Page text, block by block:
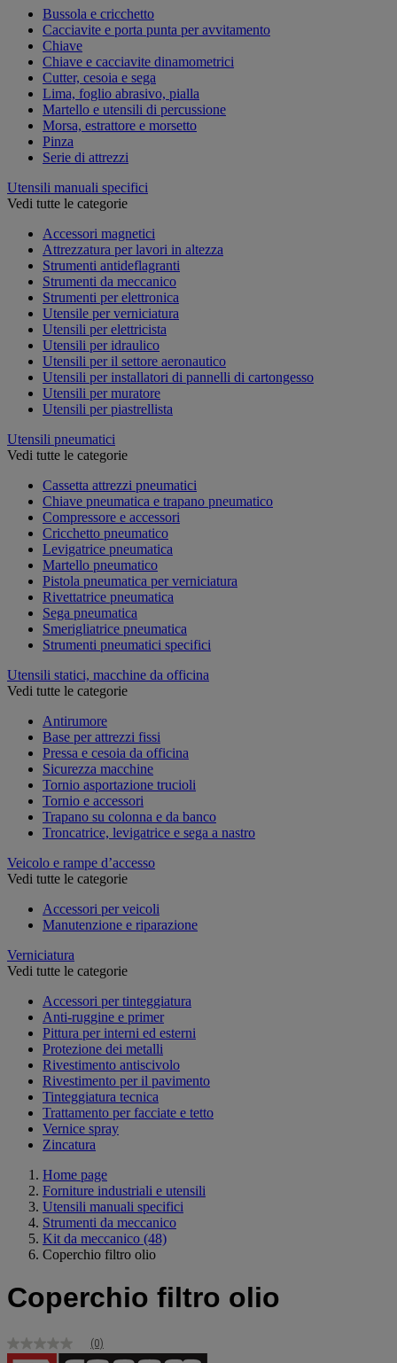
Bussola e cricchetto
Cacciavite e porta punta per avvitamento
Chiave
Chiave e cacciavite dinamometrici
Cutter, cesoia e sega
Lima, foglio abrasivo, pialla
Martello e utensili di percussione
Morsa, estrattore e morsetto
Pinza
Serie di attrezzi
Utensili manuali specifici
Vedi tutte le categorie
Accessori magnetici
Attrezzatura per lavori in altezza
Strumenti antideflagranti
Strumenti da meccanico
Strumenti per elettronica
Utensile per verniciatura
Utensili per elettricista
Utensili per idraulico
Utensili per il settore aeronautico
Utensili per installatori di pannelli di cartongesso
Utensili per muratore
Utensili per piastrellista
Utensili pneumatici
Vedi tutte le categorie
Cassetta attrezzi pneumatici
Chiave pneumatica e trapano pneumatico
Compressore e accessori
Cricchetto pneumatico
Levigatrice pneumatica
Martello pneumatico
Pistola pneumatica per verniciatura
Rivettatrice pneumatica
Sega pneumatica
Smerigliatrice pneumatica
Strumenti pneumatici specifici
Utensili statici, macchine da officina
Vedi tutte le categorie
Antirumore
Base per attrezzi fissi
Pressa e cesoia da officina
Sicurezza macchine
Tornio asportazione trucioli
Tornio e accessori
Trapano su colonna e da banco
Troncatrice, levigatrice e sega a nastro
Veicolo e rampe d’accesso
Vedi tutte le categorie
Accessori per veicoli
Manutenzione e riparazione
Verniciatura
Vedi tutte le categorie
Accessori per tinteggiatura
Anti-ruggine e primer
Pittura per interni ed esterni
Protezione dei metalli
Rivestimento antiscivolo
Rivestimento per il pavimento
Tinteggiatura tecnica
Trattamento per facciate e tetto
Vernice spray
Zincatura
Home page
Forniture industriali e utensili
Utensili manuali specifici
Strumenti da meccanico
Kit da meccanico (48)
Coperchio filtro olio
Coperchio filtro olio
Nessuna
(0)